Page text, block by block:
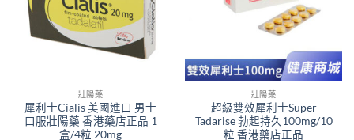
壯陽藥
犀利士Cialis 美國進口 男士
口服壯陽藥 香港藥店正品 1
盒/4粒 20mg
壯陽藥
超級雙效犀利士Super
Tadarise 勃起持久100mg/10
粒 香港藥店正品